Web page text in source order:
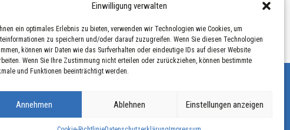
Einwilligung verwalten
ein optimales Erlebnis zu bieten, verwenden wir Technologien wie Cookies, um
zu speichern und/oder darauf zuzugreifen. Wenn Sie diesen Technologien
können wir Daten wie das Surfverhalten oder eindeutige IDs auf dieser Website
Wenn Sie Ihre Zustimmung nicht erteilen oder zurückziehen, können bestimmte
und Funktionen beeinträchtigt werden.
Annehmen Ablehnen Einstellungen anzeigen